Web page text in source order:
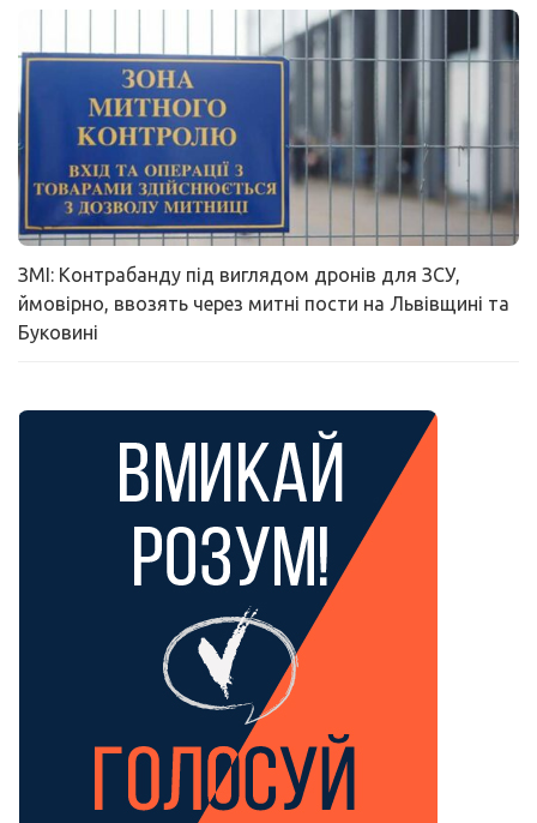
ЗМІ: Контрабанду під виглядом дронів для ЗСУ,
ймовірно, ввозять через митні пости на Львівщині та
Буковині